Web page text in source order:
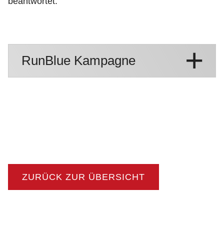
RunBlue Kampagne
ZURÜCK ZUR ÜBERSICHT